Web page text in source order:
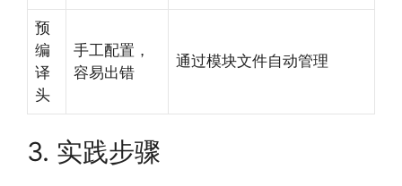
预
编
译
头
手工配置，
容易出错
通过模块文件自动管理
3. 实践步骤